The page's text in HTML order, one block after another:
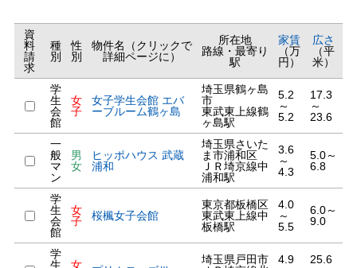
資
料
請
求
種
別
性
別
物件名（クリックで
詳細ページに）
所在地
路線・最寄り
駅
家賃
（万
円）
広さ
（平
米）
学
生
会
館
女
子
女子学生会館 エバ
ーブルーム鶴ヶ島
埼玉県鶴ヶ島
市
東武東上線鶴
ヶ島駅
5.2
～
5.2
17.3
～
23.6
一
般
マ
ン
男
女
ヒッポハウス 武蔵
浦和
埼玉県さいた
ま市浦和区
ＪＲ埼京線中
浦和駅
3.6
～
4.3
5.0～
6.8
学
生
会
館
女
子
桜楓女子会館
東京都板橋区
東武東上線中
板橋駅
4.0
～
5.5
6.0～
9.0
学
生
女
埼玉県戸田市
4.9
25.6